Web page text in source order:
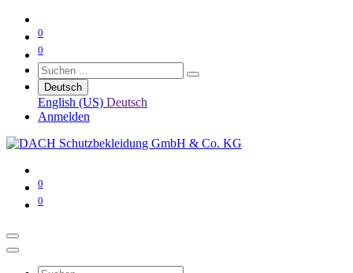
0
0
Deutsch
English (US) Deutsch
Anmelden
0
0